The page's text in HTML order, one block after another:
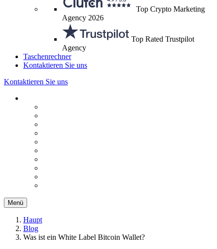
Top Crypto Marketing
Agency 2026
Top Rated Trustpilot
Agency
Taschenrechner
Kontaktieren Sie uns
Kontaktieren Sie uns
Menü
Haupt
Blog
Was ist ein White Label Bitcoin Wallet?